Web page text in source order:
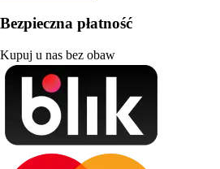
Bezpieczna płatność
Kupuj u nas bez obaw